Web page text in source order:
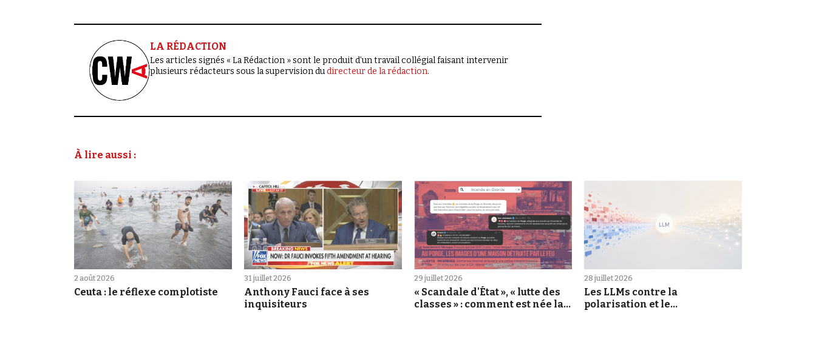
LA RÉDACTION
Les articles signés « La Rédaction » sont le produit d’un travail collégial faisant intervenir
plusieurs rédacteurs sous la supervision dudirecteur de la rédaction.
À lire aussi :
2 août 2026
Ceuta : le réflexe complotiste
31 juillet 2026
Anthony Fauci face à ses
inquisiteurs
29 juillet 2026
« Scandale d'État », « lutte des
classes » : comment est née la
28 juillet 2026
Les LLMs contre la
polarisation et le